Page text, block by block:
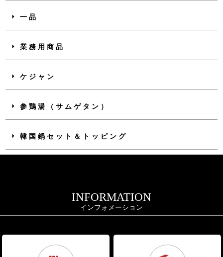
一品
業務用商品
ケジャン
参鶏湯（サムゲタン）
韓国鍋セット＆トッピング
INFORMATION
インフォメーション